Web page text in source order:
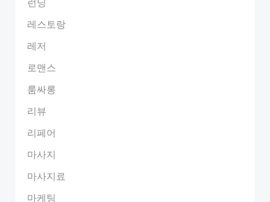
레스토랑
레저
로맨스
룸싸롱
리뷰
리페어
마사지
마사지료
마케팅